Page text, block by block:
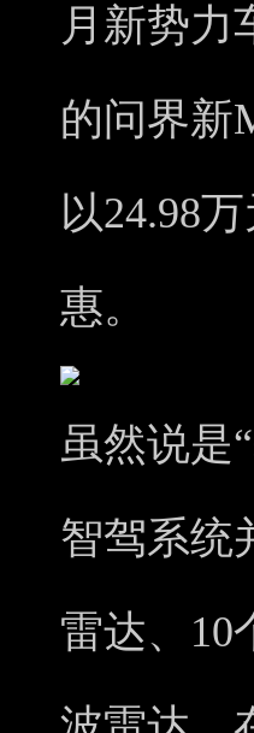
月新势力
的问界新
以24.98
惠。
虽然说是
智驾系统
雷达、10